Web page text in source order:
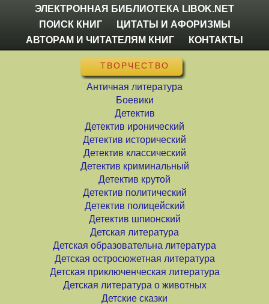
ЭЛЕКТРОННАЯ БИБЛИОТЕКА LIBOK.NET
ПОИСК КНИГ
ЦИТАТЫ И АФОРИЗМЫ
АВТОРАМ И ЧИТАТЕЛЯМ КНИГ
КОНТАКТЫ
ТВОРЧЕСТВО
Античная литература
Боевики
Детектив
Детектив иронический
Детектив исторический
Детектив классический
Детектив криминальный
Детектив крутой
Детектив политический
Детектив полицейский
Детектив шпионский
Детская литература
Детская образовательна литература
Детская остросюжетная литература
Детская приключенческая литература
Детская литература о животных
Детские сказки